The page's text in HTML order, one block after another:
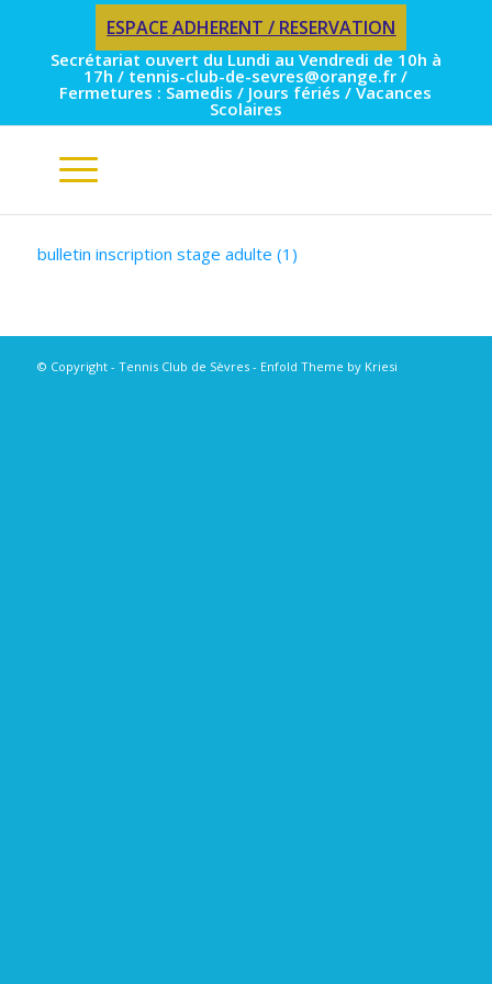
ESPACE ADHERENT / RESERVATION
Secrétariat ouvert du Lundi au Vendredi de 10h à
17h / tennis-club-de-sevres@orange.fr /
Fermetures : Samedis / Jours fériés / Vacances
Scolaires
bulletin inscription stage adulte (1)
© Copyright - Tennis Club de Sèvres - Enfold Theme by Kriesi